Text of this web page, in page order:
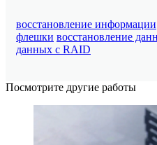
восстановление информации
флешки восстановление
данных с RAID
Посмотрите другие работы